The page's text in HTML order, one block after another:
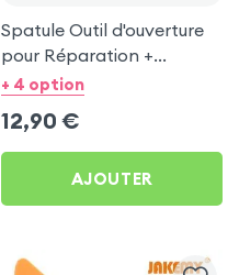
Spatule Outil d'ouverture
pour Réparation +
Démontage, Jakemy pour
+ 4 option
12,90 €
AJOUTER